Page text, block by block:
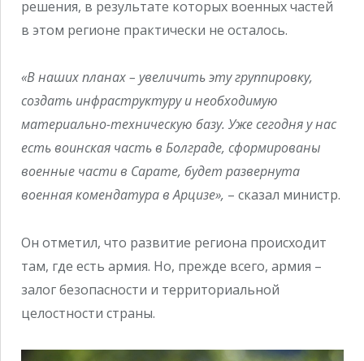
решения, в результате которых военных частей
в этом регионе практически не осталось.
«В наших планах – увеличить эту группировку,
создать инфраструктуру и необходимую
материально-техническую базу. Уже сегодня у нас
есть воинская часть в Болграде, сформированы
военные части в Сарате, будет развернута
военная комендатура в Арцизе», – сказал министр.
Он отметил, что развитие региона происходит
там, где есть армия. Но, прежде всего, армия –
залог безопасности и территориальной
целостности страны.